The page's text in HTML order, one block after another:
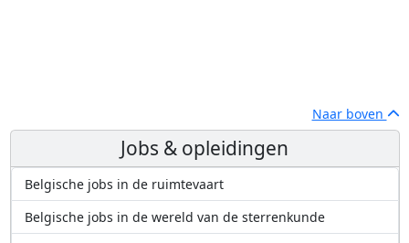
Naar boven
Jobs & opleidingen
Belgische jobs in de ruimtevaart
Belgische jobs in de wereld van de sterrenkunde